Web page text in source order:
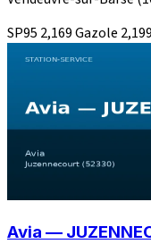
SP95 2,169Gazole 2,199
Avia —